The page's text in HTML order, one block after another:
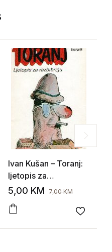
wishlist
Ivan Kušan – Toranj:
ljetopis za
razbribrigu
5,00 KM 7,00KM
Add to